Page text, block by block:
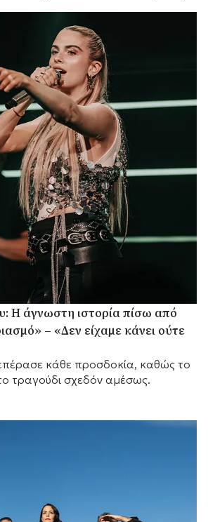
Η άγνωστη ιστορία πίσω από
– «Δεν είχαμε κάνει ούτε
κάθε προσδοκία, καθώς το
τραγούδι σχεδόν αμέσως.